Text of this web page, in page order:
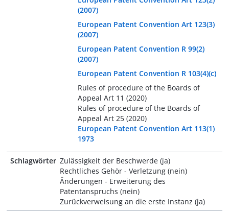
(2007)
European Patent Convention Art 123(3)
(2007)
European Patent Convention R 99(2)
(2007)
European Patent Convention R 103(4)(c)
Rules of procedure of the Boards of
Appeal Art 11 (2020)
Rules of procedure of the Boards of
Appeal Art 25 (2020)
European Patent Convention Art 113(1)
1973
Schlagwörter Zulässigkeit der Beschwerde (ja)
Rechtliches Gehör - Verletzung (nein)
Änderungen - Erweiterung des
Patentanspruchs (nein)
Zurückverweisung an die erste Instanz (ja)